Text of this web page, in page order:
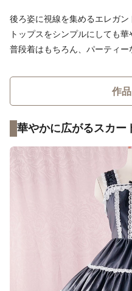
後ろ姿に視線を集めるエレガン
トップスをシンプルにしても
普段着はもちろん、パーティー
作
華やかに広がるスカー